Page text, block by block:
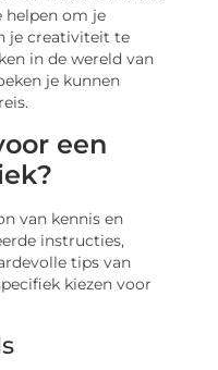
helpen om je
je creativiteit te
in de wereld van
je kunnen
een
van kennis en
instructies,
tips van
kiezen voor